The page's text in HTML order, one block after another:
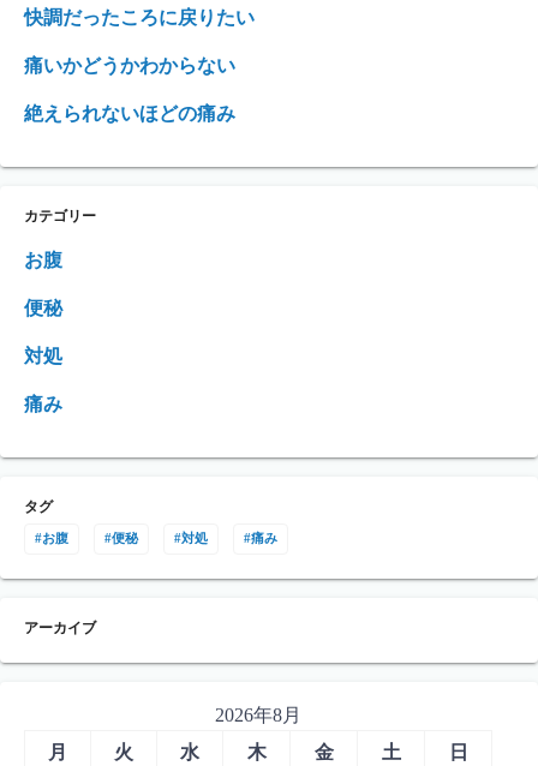
快調だったころに戻りたい
痛いかどうかわからない
絶えられないほどの痛み
カテゴリー
お腹
便秘
対処
痛み
タグ
お腹 便秘 対処 痛み
アーカイブ
2026年8月
月
火 水 木 金 土 日